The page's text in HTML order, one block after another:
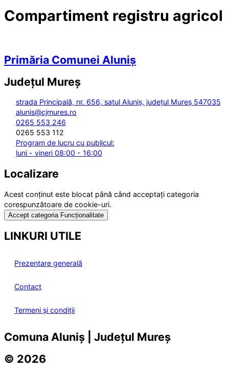
Compartiment registru agricol
Primăria Comunei Aluniș
Județul Mureș
strada Principală, nr. 656, satul Aluniș, județul Mureș 547035
alunis@cjmures.ro
0265 553 246
0265 553 112
Program de lucru cu publicul:
luni - vineri 08:00 - 16:00
Localizare
Acest conținut este blocat până când acceptați categoria
corespunzătoare de cookie-uri.
Accept categoria Funcționalitate
LINKURI UTILE
Prezentare generală
Contact
Termeni și condiții
Comuna Aluniș | Județul Mureș
© 2026